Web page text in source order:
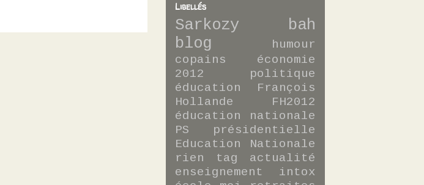
Libellés
Sarkozy
bah
blog
humour
copains
économie
2012
politique
éducation
François
Hollande
FH2012
éducation nationale
PS
présidentielle
Education Nationale
rien
tag
actualité
enseignement
intox